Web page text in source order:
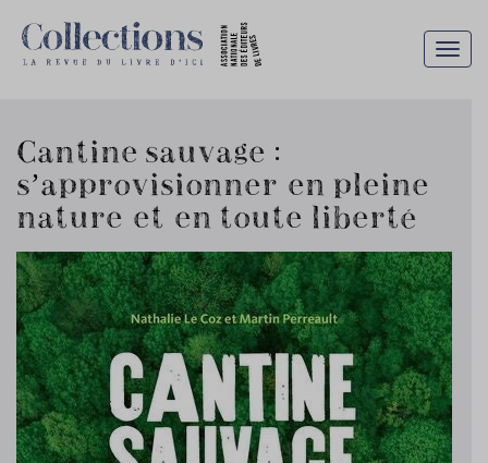
Cantine sauvage :
s’approvisionner en pleine
nature et en toute liberté